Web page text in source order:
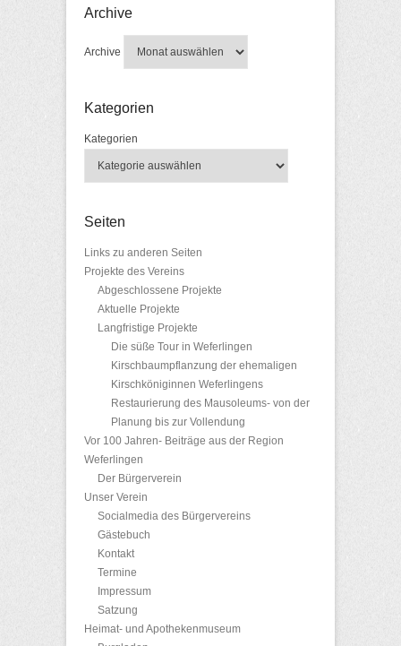
Archive
Archive
Kategorien
Kategorien
Seiten
Links zu anderen Seiten
Projekte des Vereins
Abgeschlossene Projekte
Aktuelle Projekte
Langfristige Projekte
Die süße Tour in Weferlingen
Kirschbaumpflanzung der ehemaligen
Kirschköniginnen Weferlingens
Restaurierung des Mausoleums- von der
Planung bis zur Vollendung
Vor 100 Jahren- Beiträge aus der Region
Weferlingen
Der Bürgerverein
Unser Verein
Socialmedia des Bürgervereins
Gästebuch
Kontakt
Termine
Impressum
Satzung
Heimat- und Apothekenmuseum